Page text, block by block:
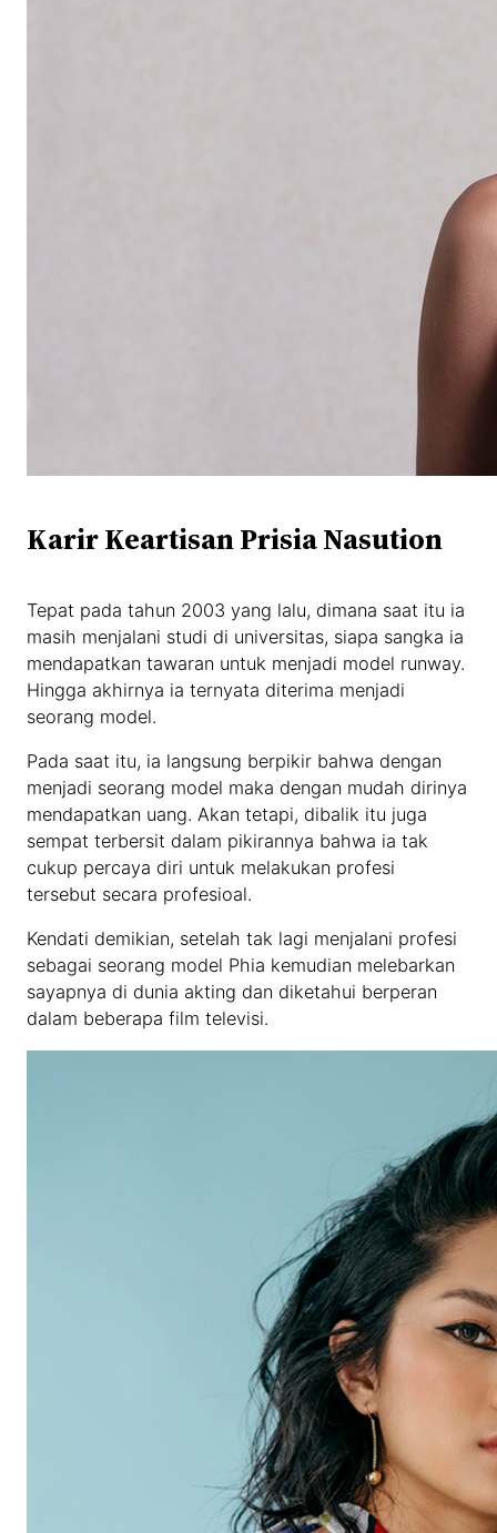
Karir Keartisan Prisia Nasution
Tepat pada tahun 2003 yang lalu, dimana saat itu ia
masih menjalani studi di universitas, siapa sangka ia
mendapatkan tawaran untuk menjadi model runway.
Hingga akhirnya ia ternyata diterima menjadi
seorang model.
Pada saat itu, ia langsung berpikir bahwa dengan
menjadi seorang model maka dengan mudah dirinya
mendapatkan uang. Akan tetapi, dibalik itu juga
sempat terbersit dalam pikirannya bahwa ia tak
cukup percaya diri untuk melakukan profesi
tersebut secara profesioal.
Kendati demikian, setelah tak lagi menjalani profesi
sebagai seorang model Phia kemudian melebarkan
sayapnya di dunia akting dan diketahui berperan
dalam beberapa film televisi.